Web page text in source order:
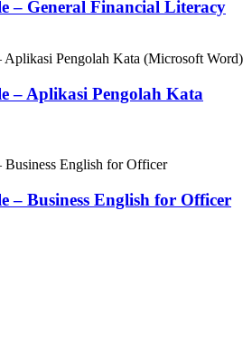
– General Financial Literacy
– Aplikasi Pengolah Kata
– Business English for Officer